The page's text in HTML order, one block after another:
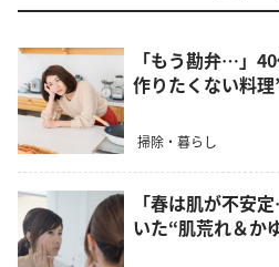
「もう勘弁…」
作りたくない料
掃除・暮らし
「春は肌が不安
いた“肌荒れ＆か